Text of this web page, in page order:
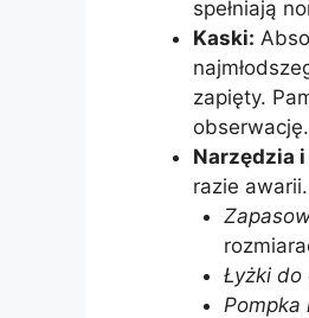
spełniają
Kaski:
zapięty.
obserwację.
Narzędzia
razie
Łyżki do
Pompka